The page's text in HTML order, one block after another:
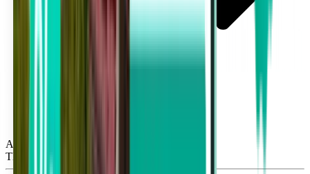
Atlanta ATL
Thu, Sep 17